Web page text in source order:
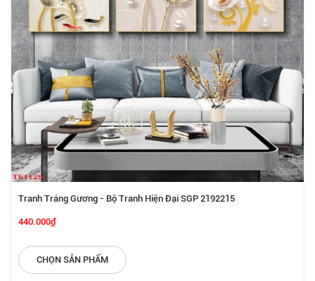
Tranh Tráng Gương - Bộ Tranh Hiện Đại SGP 2192215
440.000₫
CHỌN SẢN PHẨM